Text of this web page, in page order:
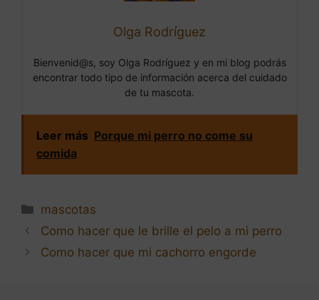
Olga Rodríguez
Bienvenid@s, soy Olga Rodríguez y en mi blog podrás
encontrar todo tipo de información acerca del cuidado
de tu mascota.
Leer más Porque mi perro no come su
comida
Categorías
mascotas
Navegación
de
Como hacer que le brille el pelo a mi perro
Como hacer que mi cachorro engorde